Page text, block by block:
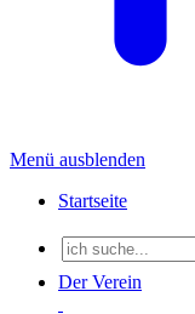
Menü ausblenden
Startseite
Der Verein